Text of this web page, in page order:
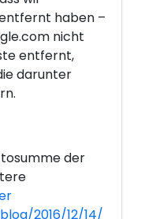
haben –
nicht
entfernt,
darunter
der
2016/12/14/